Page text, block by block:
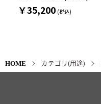
￥35,200
HOME カテゴリ(用途)